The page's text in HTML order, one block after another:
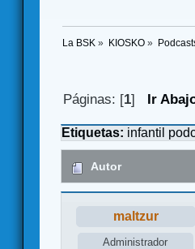
La BSK » KIOSKO»
Páginas: [1] Ir
Etiquetas: infantil
Autor
maltzur
Administrador